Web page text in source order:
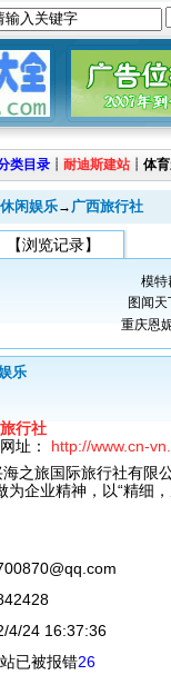
类目录 ┊ 耐迪斯建站 ┊ 体
休闲娱乐→ 广西旅行社
【浏览记录】
模特
图闻天
重庆恩
乐
行社
址： http://www.cn-
海之旅国际旅行社有限
为企业精神，以“精细
4/24 16:37:36
已被报错26